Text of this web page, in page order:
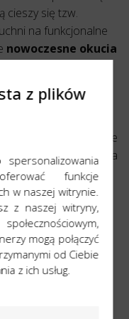
cieszy się tzw.
na funkcjonalne
nowoczesne okucia
aspekcie
o: mechanizmy
szafkowe.
świadczą nie
zaawansowania
innowacyjnym
mogą być świetną
się z frontami lub
o układ zabudowy.
z plików
funkcje
w naszej witrynie.
z naszej witryny,
mogą połączyć
od Ciebie
z ich usług.